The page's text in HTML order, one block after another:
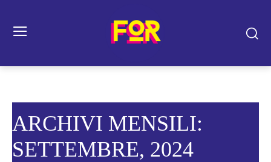
ARCHIVI MENSILI:
SETTEMBRE, 2024